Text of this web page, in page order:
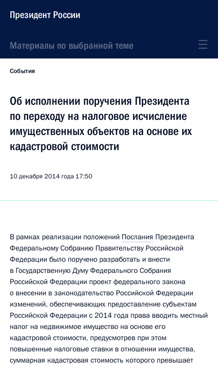
Президент России
Материалы по выбранной теме
События
Об исполнении поручения Президента
по переходу на налоговое исчисление
имущественных объектов на основе их
кадастровой стоимости
10 декабря 2014 года 17:50
В рамках реализации положений Послания Президента
Федеральному Собранию Правительству Российской
Федерации было поручено разработать и внести
в Государственную Думу Федерального Собрания
Российской Федерации проект федерального закона
о внесении в законодательство Российской Федерации
изменений, обеспечивающих предоставление субъектам
Российской Федерации с 2014 года права вводить местный
налог на недвижимое имущество на основе его
кадастровой стоимости, предусмотрев при этом
повышенные налоговые ставки в отношении имущества,
суммарная кадастровая стоимость которого превышает